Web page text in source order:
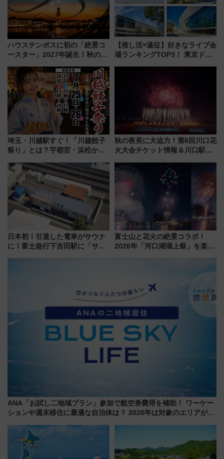
ハウステンボスに初の「絶景コ
ースター」2027年誕生！秋の
ろも一挙紹介
【推し活×遠征】好きなライブ会
場ランキングTOP3！ 東京ドー
由と交通アクセス術、ライブ会
場に何を求める？
埼玉・川越駅すぐ！「川越餃子
祭り」とは？宇都宮・浜松から
を食べ比べ【7月25日・26日開
催】
秋の夜長に大迫力！第6回川口花
火大会チケット情報＆川口駅か
日本初！引退した電車がサウナ
に！富士急行下吉田駅に「サ電
富士山と花火の絶景コラボ！
2026年「河口湖湖上祭」を楽し
ANA「お試し二地域プラン」参加で航空券費用を補助！ ワーケー
ションや週末移住に最適な自治体は？ 2026年は対象のエリアが拡